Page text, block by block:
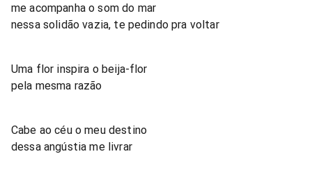
me acompanha o som do mar
nessa solidão vazia, te pedindo pra voltar
Uma flor inspira o beija-flor
pela mesma razão
Cabe ao céu o meu destino
dessa angústia me livrar